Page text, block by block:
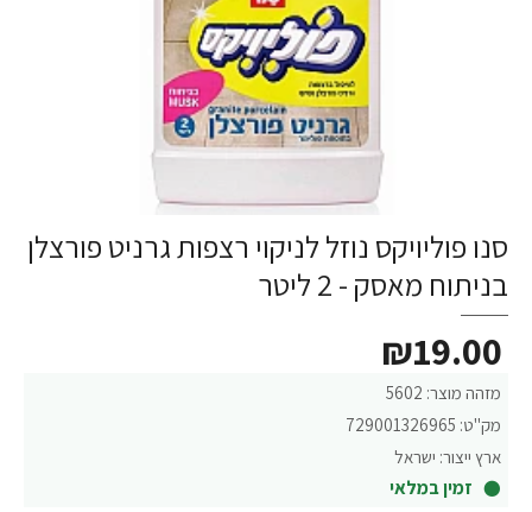
סנו פוליויקס נוזל לניקוי רצפות גרניט פורצלן
בניתוח מאסק - 2 ליטר
מזהה מוצר: 5602
מק"ט: 729001326965
ארץ ייצור: ישראל
זמין במלאי
₪19.00